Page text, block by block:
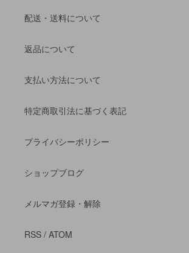
配送・送料について
返品について
支払い方法について
特定商取引法に基づく表記
プライバシーポリシー
ショップブログ
メルマガ登録・解除
RSS / ATOM